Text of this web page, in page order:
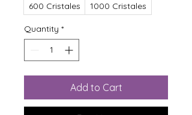
600 Cristales
1000 Cristales
Quantity *
Add to Cart